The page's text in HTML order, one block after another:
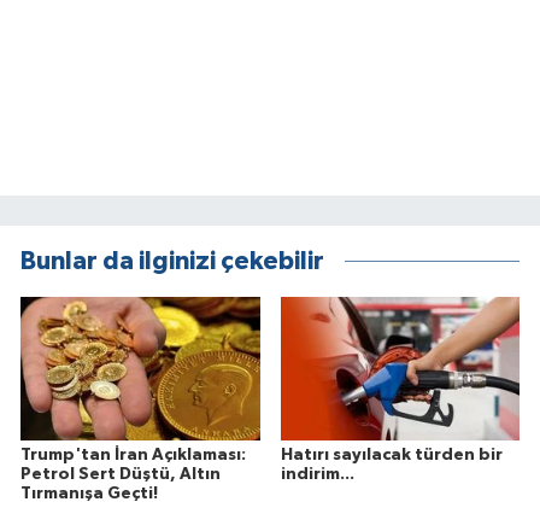
Bunlar da ilginizi çekebilir
Trump'tan İran Açıklaması:
Petrol Sert Düştü, Altın
Tırmanışa Geçti!
Hatırı sayılacak türden bir
indirim...